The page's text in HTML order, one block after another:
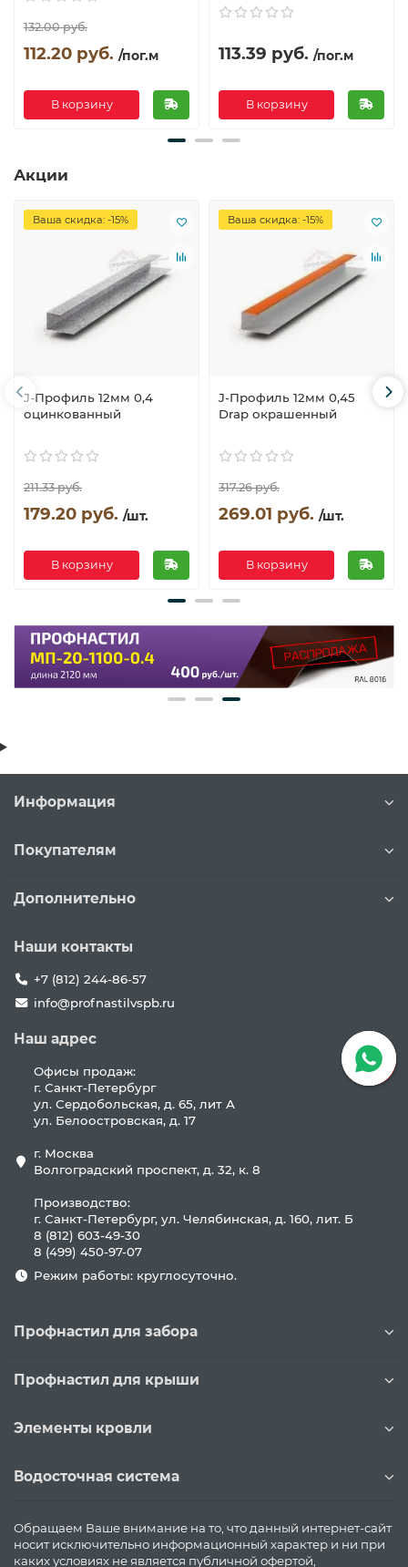
132.00 руб.
112.20 руб. /пог.м
В корзину
113.39 руб. /пог.м
В корзину
Акции
Ваша скидка: -15%
J-Профиль 12мм 0,4
оцинкованный
211.33 руб.
179.20 руб. /шт.
В корзину
Ваша скидка: -15%
J-Профиль 12мм 0,45
Drap окрашенный
317.26 руб.
269.01 руб. /шт.
В корзину
Информация
Покупателям
Дополнительно
Наши контакты
+7 (812) 244-86-57
info@profnastilvspb.ru
Наш адрес
Офисы продаж:
г. Санкт-Петербург
ул. Сердобольская, д. 65, лит А
ул. Белоостровская, д. 17
г. Москва
Волгоградский проспект, д. 32, к. 8
Производство:
г. Санкт-Петербург, ул. Челябинская, д. 160, лит. Б
8 (812) 603-49-30
8 (499) 450-97-07
Режим работы: круглосуточно.
Профнастил для забора
Профнастил для крыши
Элементы кровли
Водосточная система
Обращаем Ваше внимание на то, что данный интернет-сайт
носит исключительно информационный характер и ни при
каких условиях не является публичной офертой,